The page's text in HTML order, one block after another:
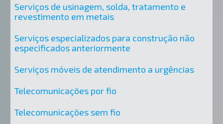
Serviços de usinagem, solda, tratamento e
revestimento em metais
Serviços especializados para construção não
especificados anteriormente
Serviços móveis de atendimento a urgências
Telecomunicações por fio
Telecomunicações sem fio